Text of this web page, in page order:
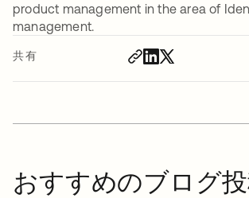
共有
product management in the area of
management.
おすすめのブログ